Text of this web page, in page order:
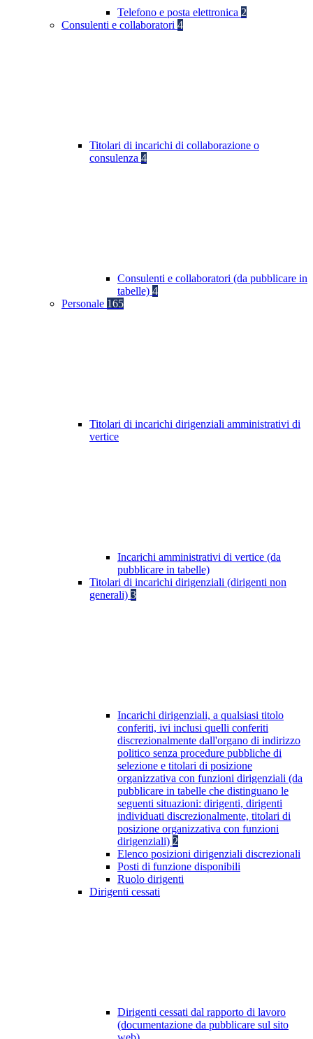
Telefono e posta elettronica 2
Consulenti e collaboratori 4
Titolari di incarichi di collaborazione o
consulenza 4
Consulenti e collaboratori (da pubblicare in
tabelle) 4
Personale 165
Titolari di incarichi dirigenziali amministrativi di
vertice
Incarichi amministrativi di vertice (da
pubblicare in tabelle)
Titolari di incarichi dirigenziali (dirigenti non
generali) 3
Incarichi dirigenziali, a qualsiasi titolo
conferiti, ivi inclusi quelli conferiti
discrezionalmente dall'organo di indirizzo
politico senza procedure pubbliche di
selezione e titolari di posizione
organizzativa con funzioni dirigenziali (da
pubblicare in tabelle che distinguano le
seguenti situazioni: dirigenti, dirigenti
individuati discrezionalmente, titolari di
posizione organizzativa con funzioni
dirigenziali) 2
Elenco posizioni dirigenziali discrezionali
Posti di funzione disponibili
Ruolo dirigenti
Dirigenti cessati
Dirigenti cessati dal rapporto di lavoro
(documentazione da pubblicare sul sito